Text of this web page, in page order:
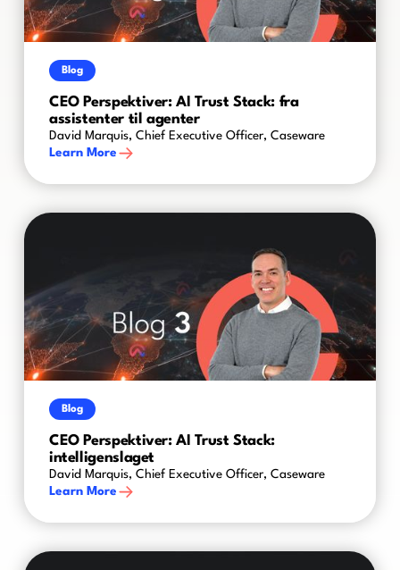
Blog
CEO Perspektiver: AI Trust Stack: fra
assistenter til agenter
David Marquis, Chief Executive Officer, Caseware
Learn More
Blog
CEO Perspektiver: AI Trust Stack:
intelligenslaget
David Marquis, Chief Executive Officer, Caseware
Learn More